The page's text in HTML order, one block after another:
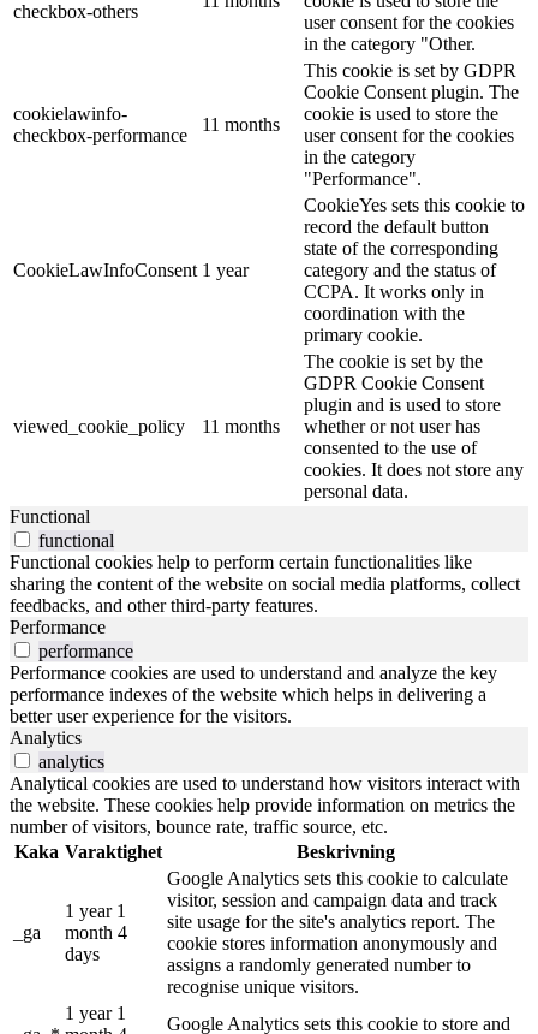
checkbox-others
user consent for the cookies
in the category "Other.
cookielawinfo-
checkbox-performance
11 months
This cookie is set by GDPR
Cookie Consent plugin. The
cookie is used to store the
user consent for the cookies
in the category
"Performance".
CookieLawInfoConsent 1 year
CookieYes sets this cookie to
record the default button
state of the corresponding
category and the status of
CCPA. It works only in
coordination with the
primary cookie.
viewed_cookie_policy 11 months
The cookie is set by the
GDPR Cookie Consent
plugin and is used to store
whether or not user has
consented to the use of
cookies. It does not store any
personal data.
Functional
functional
Functional cookies help to perform certain functionalities like
sharing the content of the website on social media platforms, collect
feedbacks, and other third-party features.
Performance
performance
Performance cookies are used to understand and analyze the key
performance indexes of the website which helps in delivering a
better user experience for the visitors.
Analytics
analytics
Analytical cookies are used to understand how visitors interact with
the website. These cookies help provide information on metrics the
number of visitors, bounce rate, traffic source, etc.
Kaka Varaktighet Beskrivning
_ga
1 year 1
month 4
days
Google Analytics sets this cookie to calculate
visitor, session and campaign data and track
site usage for the site's analytics report. The
cookie stores information anonymously and
assigns a randomly generated number to
recognise unique visitors.
1 year 1
Google Analytics sets this cookie to store and